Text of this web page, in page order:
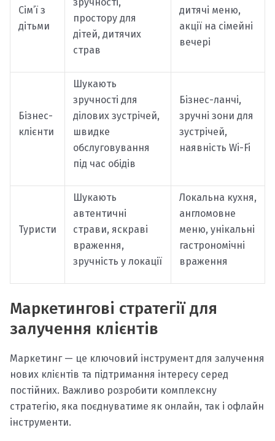
Сім’ї з
дітьми
зручності,
простору для
дітей, дитячих
страв
дитячі меню,
акції на сімейні
вечері
Бізнес-
клієнти
Шукають
зручності для
ділових зустрічей,
швидке
обслуговування
під час обідів
Бізнес-ланчі,
зручні зони для
зустрічей,
наявність Wi-Fi
Туристи
Шукають
автентичні
страви, яскраві
враження,
зручність у локації
Локальна кухня,
англомовне
меню, унікальні
гастрономічні
враження
Маркетингові стратегії для
залучення клієнтів
Маркетинг — це ключовий інструмент для залучення
нових клієнтів та підтримання інтересу серед
постійних. Важливо розробити комплексну
стратегію, яка поєднуватиме як онлайн, так і офлайн
інструменти.